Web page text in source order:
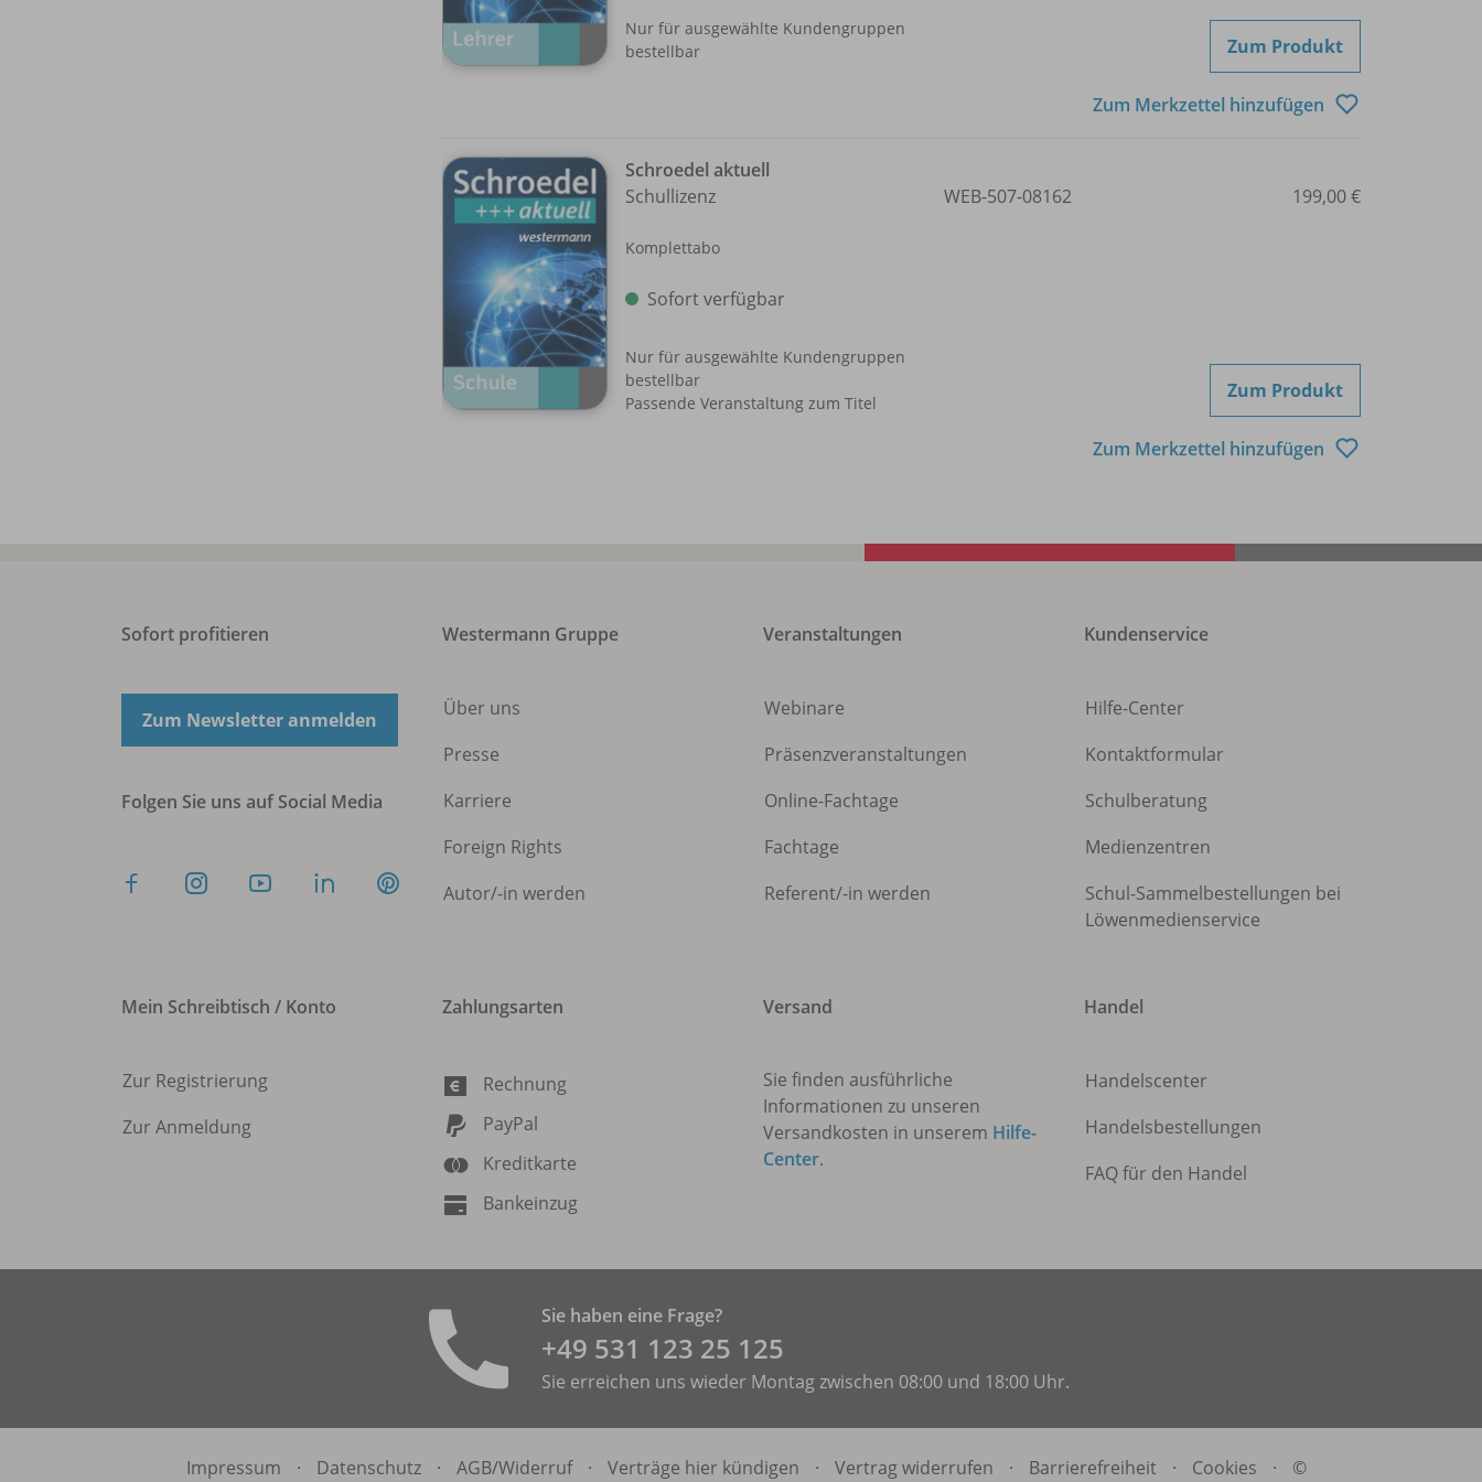
Nur für ausgewählte Kundengruppen
bestellbar
Zum Produkt
Zum Merkzettel hinzufügen
Schroedel aktuell
Schullizenz
Komplettabo
Sofort verfügbar
Nur für ausgewählte Kundengruppen
bestellbar
Passende Veranstaltung zum Titel
WEB-507-08162 199,00 €
Zum Produkt
Zum Merkzettel hinzufügen
Sofort profitieren
Zum Newsletter anmelden
Folgen Sie uns auf Social Media
Westermann Gruppe
Über uns
Presse
Karriere
Foreign Rights
Autor/-in werden
Veranstaltungen
Webinare
Präsenzveranstaltungen
Online-Fachtage
Fachtage
Referent/-in werden
Kundenservice
Hilfe-Center
Kontaktformular
Schulberatung
Medienzentren
Schul-Sammelbestellungen bei
Löwenmedienservice
Mein Schreibtisch / Konto
Zur Registrierung
Zur Anmeldung
Zahlungsarten
Rechnung
PayPal
Kreditkarte
Bankeinzug
Versand
Sie finden ausführliche
Informationen zu unseren
Versandkosten in unserem Hilfe-
Center.
Handel
Handelscenter
Handelsbestellungen
FAQ für den Handel
Sie haben eine Frage?
+49 531 ­123 25 125
Sie erreichen uns wieder Montag zwischen 08:00 und 18:00 Uhr.
Impressum · Datenschutz · AGB/Widerruf · Verträge hier kündigen · Vertrag widerrufen · Barrierefreiheit · Cookies ·
©